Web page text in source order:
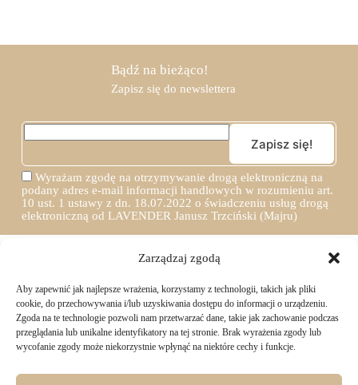
Zarządzaj zgodą
Aby zapewnić jak najlepsze wrażenia, korzystamy z technologii, takich jak pliki
cookie, do przechowywania i/lub uzyskiwania dostępu do informacji o urządzeniu.
Zgoda na te technologie pozwoli nam przetwarzać dane, takie jak zachowanie podczas
przeglądania lub unikalne identyfikatory na tej stronie. Brak wyrażenia zgody lub
wycofanie zgody może niekorzystnie wpłynąć na niektóre cechy i funkcje.
Bądź na bieżąco!
Zapisz się do newslettera
Wyrażam zgodę na otrzymywanie drogą elektroniczną na
podany adres e-mail informacji handlowych w rozumieniu art.
10 ust. 1 ustawy z dn. 18.07.2022 o świadczeniu usług drogą
elektroniczną od LAVENDER Janusz Trzciński (Majru)
TWOJE ZAKUPY
Logowanie i rejestracja
Jak złożyć zamówienie
INFORMACJE PRAWNE